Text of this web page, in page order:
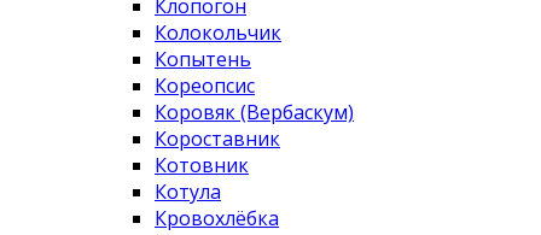
Клопогон
Колокольчик
Копытень
Кореопсис
Коровяк (Вербаскум)
Короставник
Котовник
Котула
Кровохлёбка